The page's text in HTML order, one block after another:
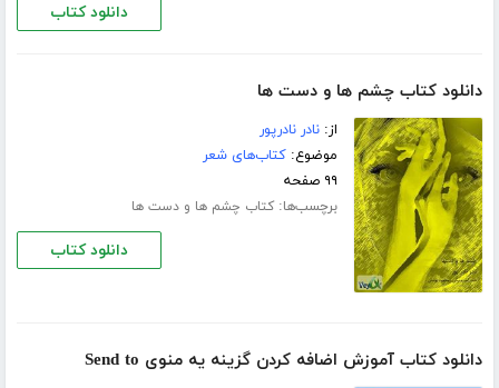
دانلود کتاب
دانلود کتاب چشم ها و دست ها
از:نادر نادرپور
موضوع:کتاب‌های شعر
۹۹ صفحه
برچسب‌ها:کتاب چشم ها و دست ها
دانلود کتاب
دانلود کتاب آموزش اضافه کردن گزینه یه منوی Send to